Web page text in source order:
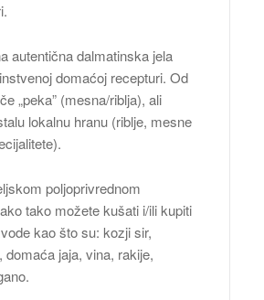
autentična dalmatinska jela
domaćoj recepturi. Od
„peka” (mesna/riblja), ali
lokalnu hranu (riblje, mesne
poljoprivrednom
tako možete kušati i/ili kupiti
kao što su: kozji sir,
jaja, vina, rakije,